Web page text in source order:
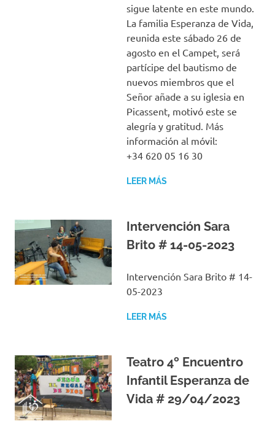
sigue latente en este mundo.
La familia Esperanza de Vida,
reunida este sábado 26 de
agosto en el Campet, será
partícipe del bautismo de
nuevos miembros que el
Señor añade a su iglesia en
Picassent, motivó este se
alegría y gratitud. Más
información al móvil:
+34 620 05 16 30
LEER MÁS
Intervención Sara
Brito # 14-05-2023
Intervención Sara Brito # 14-
05-2023
LEER MÁS
Teatro 4º Encuentro
Infantil Esperanza de
Vida # 29/04/2023